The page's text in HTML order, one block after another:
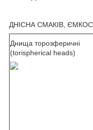
ДНІСНА СМАКІВ,
Днища торозферичні
(torispherical heads)